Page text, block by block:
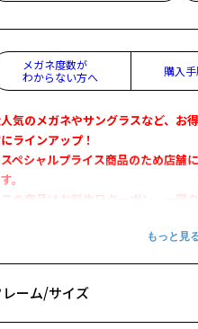
メガネ度数が
わからない方へ
購入
気のメガネやサングラスなど、お
ラインアップ！
ペシャルプライス商品のため店舗
。
この商品はお誕生日クーポン、一部
レンドのクラウンパウントでこなれ
ラウンパウントとは】
レーム/サイズ